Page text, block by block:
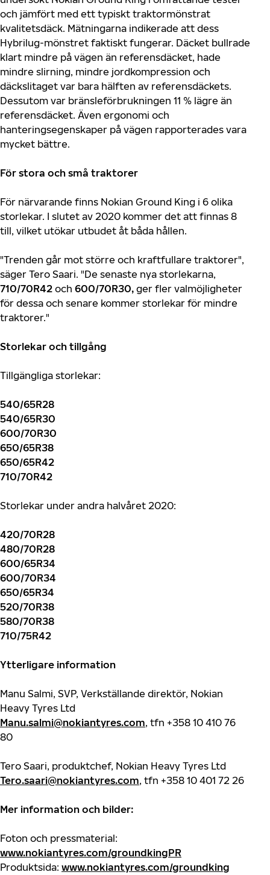
och jämfört med ett typiskt traktormönstrat
kvalitetsdäck. Mätningarna indikerade att dess
Hybrilug-mönstret faktiskt fungerar. Däcket bullrade
klart mindre på vägen än referensdäcket, hade
mindre slirning, mindre jordkompression och
däckslitaget var bara hälften av referensdäckets.
Dessutom var bränsleförbrukningen 11 % lägre än
referensdäcket. Även ergonomi och
hanteringsegenskaper på vägen rapporterades vara
mycket bättre.
För stora och små traktorer
För närvarande finns Nokian Ground King i 6 olika
storlekar. I slutet av 2020 kommer det att finnas 8
till, vilket utökar utbudet åt båda hållen.
"Trenden går mot större och kraftfullare traktorer",
säger Tero Saari. "De senaste nya storlekarna,
710/70R42 och 600/70R30, ger fler valmöjligheter
för dessa och senare kommer storlekar för mindre
traktorer."
Storlekar och tillgång
Tillgängliga storlekar:
540/65R28
540/65R30
600/70R30
650/65R38
650/65R42
710/70R42
Storlekar under andra halvåret 2020:
420/70R28
480/70R28
600/65R34
600/70R34
650/65R34
520/70R38
580/70R38
710/75R42
Ytterligare information
Manu Salmi, SVP, Verkställande direktör, Nokian
Heavy Tyres Ltd
Manu.salmi@nokiantyres.com, tfn +358 10 410 76
80
Tero Saari, produktchef, Nokian Heavy Tyres Ltd
Tero.saari@nokiantyres.com, tfn +358 10 401 72 26
Mer information och bilder:
Foton och pressmaterial:
www.nokiantyres.com/groundkingPR
Produktsida: www.nokiantyres.com/groundking